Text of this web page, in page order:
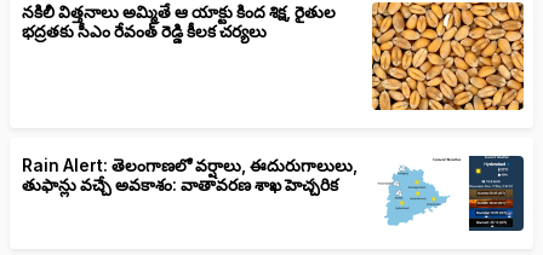
నకిలీ విత్తనాలు అమ్మితే ఆ యాక్టు కింద శిక్ష, రైతుల
భద్రతకు సీఎం రేవంత్ రెడ్డి కీలక చర్యలు
Rain Alert: తెలంగాణలో వర్షాలు, ఈదురుగాలులు,
తుఫాన్లు వచ్చే అవకాశం: వాతావరణ శాఖ హెచ్చరిక